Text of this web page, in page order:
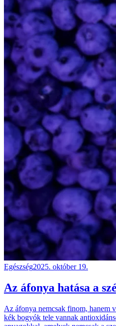
Egészség2025. október 19.
Az áfonya hatása a
Az áfonya nemcsak finom, hanem
kék bogyók tele vannak